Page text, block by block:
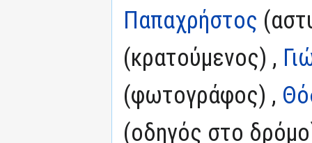
Παπαχρήστος
(κρατούμενος) ,
(φωτογράφος) ,
(οδηγός στο